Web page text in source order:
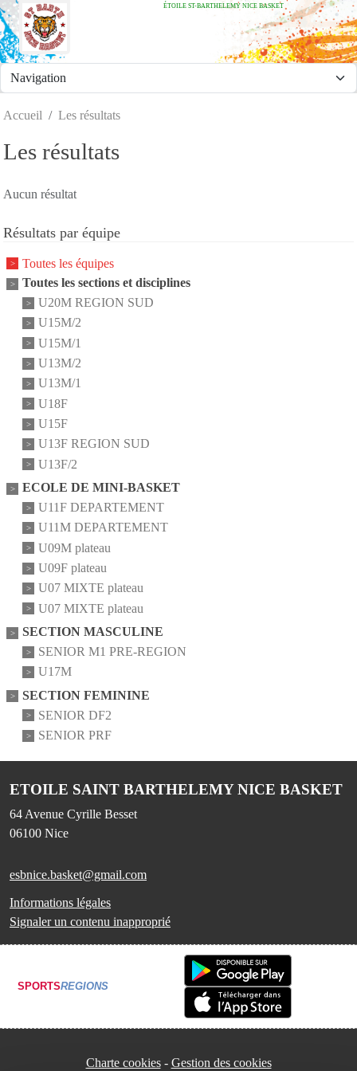
ÉTOILE ST-BARTHELEMY NICE BASKET
Accueil Les résultats
Les résultats
Aucun résultat
Résultats par équipe
Toutes les équipes
Toutes les sections et disciplines
U20M REGION SUD
U15M/2
U15M/1
U13M/2
U13M/1
U18F
U15F
U13F REGION SUD
U13F/2
ECOLE DE MINI-BASKET
U11F DEPARTEMENT
U11M DEPARTEMENT
U09M plateau
U09F plateau
U07 MIXTE plateau
U07 MIXTE plateau
SECTION MASCULINE
SENIOR M1 PRE-REGION
U17M
SECTION FEMININE
SENIOR DF2
SENIOR PRF
ETOILE SAINT BARTHELEMY NICE BASKET
64 Avenue Cyrille Besset
06100 Nice
esbnice.basket@gmail.com
Informations légales
Signaler un contenu inapproprié
SPORTSREGIONS
Charte cookies Gestion des cookies
Panneau de gestion des cookies